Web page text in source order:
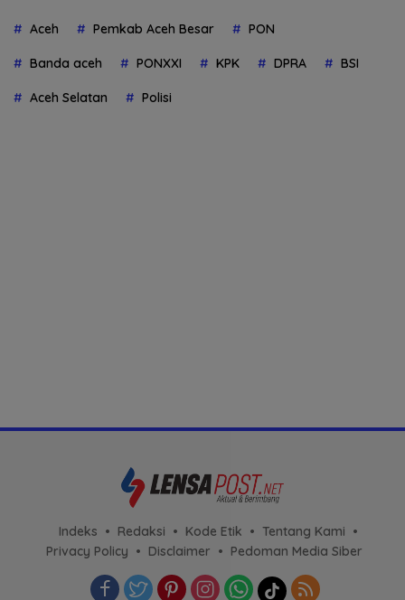
Aceh Pemkab Aceh Besar PON
Banda aceh PONXXI KPK DPRA BSI
Aceh Selatan Polisi
Indeks Redaksi Kode Etik
Tentang Kami
Privacy Policy
Disclaimer Pedoman Media Siber